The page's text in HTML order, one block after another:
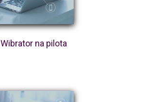
Wibrator na pilota